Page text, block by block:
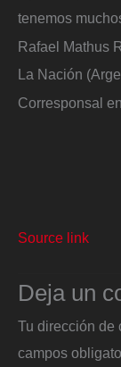
tenemos
Rafael Mathus
La Nación
Corresponsal
Source link
Deja un
Tu dirección de
campos